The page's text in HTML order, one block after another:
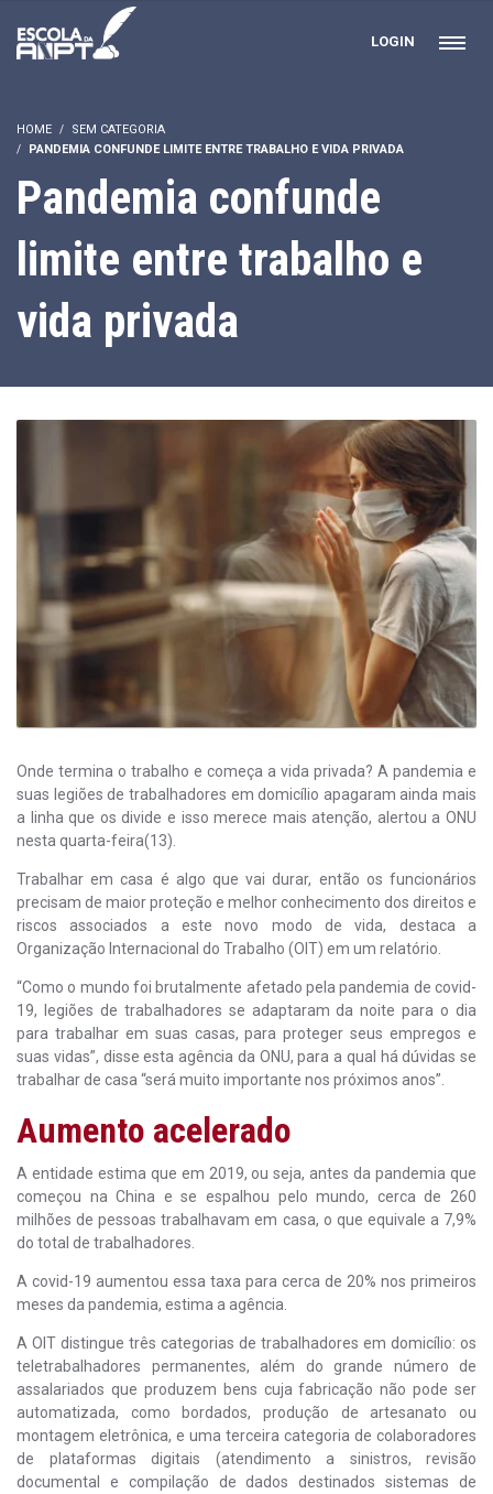
LOGIN
HOME
SEM CATEGORIA
PANDEMIA CONFUNDE LIMITE ENTRE TRABALHO E VIDA PRIVADA
Pandemia confunde
limite entre trabalho e
vida privada
Onde termina o trabalho e começa a vida privada? A pandemia e
suas legiões de trabalhadores em domicílio apagaram ainda mais
a linha que os divide e isso merece mais atenção, alertou a ONU
nesta quarta-feira(13).
Trabalhar em casa é algo que vai durar, então os funcionários
precisam de maior proteção e melhor conhecimento dos direitos e
riscos associados a este novo modo de vida, destaca a
Organização Internacional do Trabalho (OIT) em um relatório.
“Como o mundo foi brutalmente afetado pela pandemia de covid-
19, legiões de trabalhadores se adaptaram da noite para o dia
para trabalhar em suas casas, para proteger seus empregos e
suas vidas”, disse esta agência da ONU, para a qual há dúvidas se
trabalhar de casa “será muito importante nos próximos anos”.
Aumento acelerado
A entidade estima que em 2019, ou seja, antes da pandemia que
começou na China e se espalhou pelo mundo, cerca de 260
milhões de pessoas trabalhavam em casa, o que equivale a 7,9%
do total de trabalhadores.
A covid-19 aumentou essa taxa para cerca de 20% nos primeiros
meses da pandemia, estima a agência.
A OIT distingue três categorias de trabalhadores em domicílio: os
teletrabalhadores permanentes, além do grande número de
assalariados que produzem bens cuja fabricação não pode ser
automatizada, como bordados, produção de artesanato ou
montagem eletrônica, e uma terceira categoria de colaboradores
de plataformas digitais (atendimento a sinistros, revisão
documental e compilação de dados destinados sistemas de